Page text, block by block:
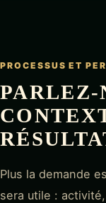
PROCESSUS ET
PARLEZ-
Plus la demande
sera utile :